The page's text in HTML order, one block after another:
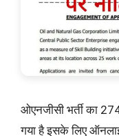
ओएनजीसी भर्ती का
गया है इसके लिए